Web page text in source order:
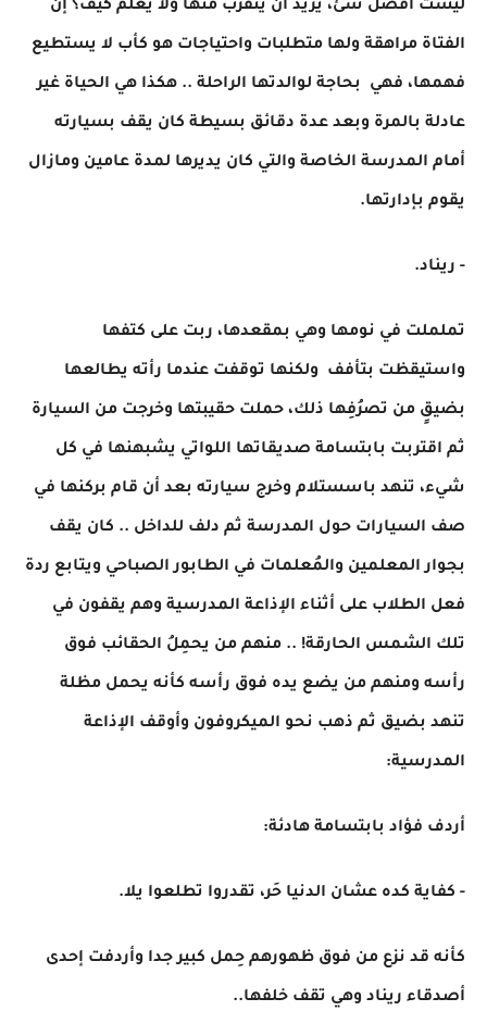
ليست أفضل شئ، يريد أن يتقرب منها ولا يعلم كيف؟ إن
الفتاة مراهقة ولها متطلبات واحتياجات هو كأب لا يستطيع
فهمها، فهي بحاجة لوالدتها الراحلة .. هكذا هي الحياة غير
عادلة بالمرة وبعد عدة دقائق بسيطة كان يقف بسيارته
أمام المدرسة الخاصة والتي كان يديرها لمدة عامين ومازال
يقوم بإدارتها.
- ريناد.
تململت في نومها وهي بمقعدها، ربت على كتفها
واستيقظت بتأفف ولكنها توقفت عندما رأته يطالعها
بضيقٍ من تصرُفِها ذلك، حملت حقيبتها وخرجت من السيارة
ثم اقتربت بابتسامة صديقاتها اللواتي يشبهنها في كل
شيء، تنهد باسستلام وخرج سيارته بعد أن قام بركنها في
صف السيارات حول المدرسة ثم دلف للداخل .. كان يقف
بجوار المعلمين والمُعلمات في الطابور الصباحي ويتابع ردة
فعل الطلاب على أثناء الإذاعة المدرسية وهم يقفون في
تلك الشمس الحارقة! .. منهم من يحمِلُ الحقائب فوق
رأسه ومنهم من يضع يده فوق رأسه كأنه يحمل مظلة
تنهد بضيق ثم ذهب نحو الميكروفون وأوقف الإذاعة
المدرسية:
أردف فؤاد بابتسامة هادئة:
- كفاية كده عشان الدنيا حَر، تقدروا تطلعوا يلا.
كأنه قد نزع من فوق ظهورهم حِمل كبير جدا وأردفت إحدى
أصدقاء ريناد وهي تقف خلفها..